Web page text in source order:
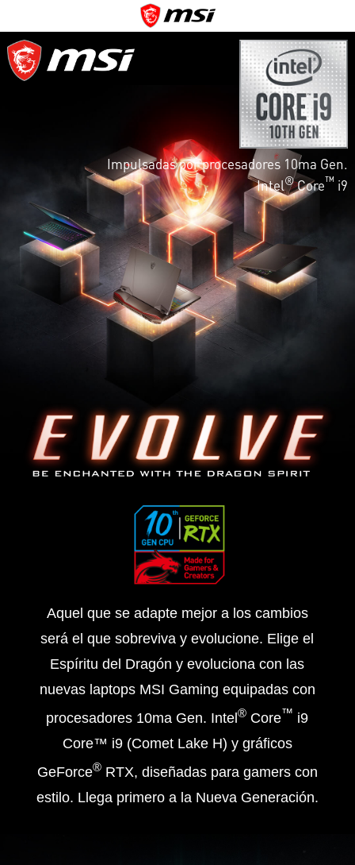
Impulsadas por procesadores 10ma Gen.
Intel®Core™ i9
Aquel que se adapte mejor a los cambios
será el que sobreviva y evolucione. Elige el
Espíritu del Dragón y evoluciona con las
nuevas laptops MSI Gaming equipadas con
procesadores 10ma Gen. Intel® Core™ i9
Core™ i9 (Comet Lake H) y gráficos
GeForce®RTX, diseñadas para gamers con
estilo. Llega primero a la Nueva Generación.